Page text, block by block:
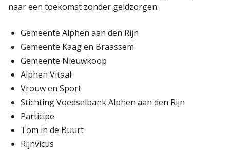
naar een toekomst zonder geldzorgen.
Gemeente Alphen aan den Rijn
Gemeente Kaag en Braassem
Gemeente Nieuwkoop
Alphen Vitaal
Vrouw en Sport
Stichting Voedselbank Alphen aan den Rijn
Participe
Tom in de Buurt
Rijnvicus